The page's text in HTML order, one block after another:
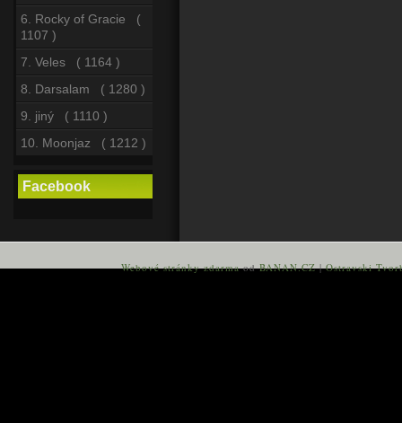
6. Rocky of Gracie (
1107 )
7. Veles ( 1164 )
8. Darsalam ( 1280 )
9. jiný ( 1110 )
10. Moonjaz ( 1212 )
Facebook
Webové stránky zdarmaodBANAN.CZ|Ostravski